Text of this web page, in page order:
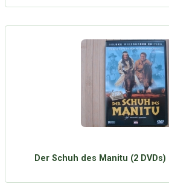
Der Schuh des Manitu (2 DVDs)